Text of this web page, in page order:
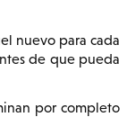
nuevo para cada
de que pueda
por completo